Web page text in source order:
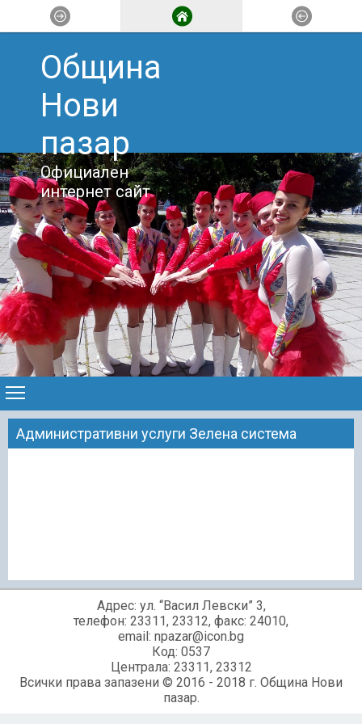
Община
Нови
пазар
Официален
интернет сайт
Административни услуги Зелена система
Адрес: ул. “Васил Левски” 3,
телефон: 23311, 23312, факс: 24010,
email: npazar@icon.bg
Код: 0537
Централа: 23311, 23312
Всички права запазени © 2016 - 2018 г. Община Нови
пазар.